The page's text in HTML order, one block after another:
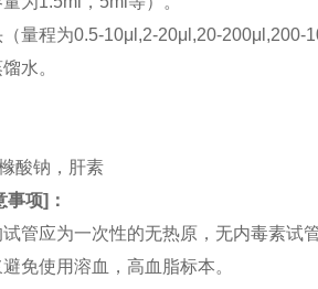
量程为0.5-10μl,2-20μl,20-200μl,200-
水。
酸钠，肝素
事项]：
管应为一次性的无热原，无内毒素试管
免使用溶血，高血脂标本。